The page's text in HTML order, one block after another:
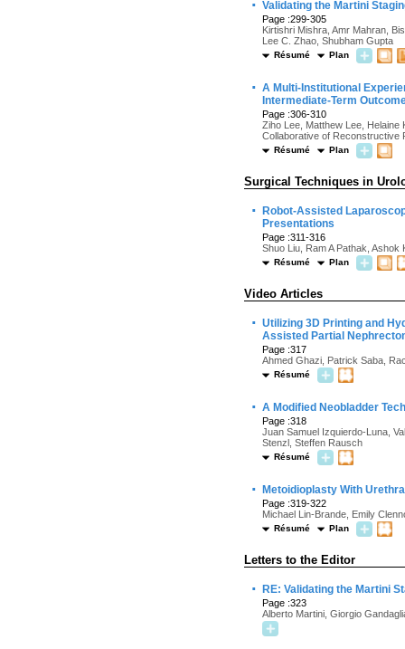
· Validating the Martini
Page :299-305
Kirtishri Mishra, Amr Mahran,
Lee C. Zhao, Shubham Gupta
Résumé Plan
· A Multi-Institutional
Intermediate-Term
Page :306-310
Ziho Lee, Matthew Lee, Helaine
Collaborative of Reconstructive
Résumé Plan
Surgical Techniques in
·
Robot-Assisted
Presentations
Page :311-316
Shuo Liu, Ram A Pathak, Ashok
Résumé Plan
Video Articles
· Utilizing 3D Printing and
Assisted Partial
Page :317
Ahmed Ghazi, Patrick Saba,
Résumé
· A Modified Neobladder
Page :318
Juan Samuel Izquierdo-Luna,
Stenzl, Steffen Rausch
Résumé
· Metoidioplasty With
Page :319-322
Michael Lin-Brande, Emily
Résumé Plan
Letters to the Editor
· RE: Validating the Martini
Page :323
Alberto Martini, Giorgio